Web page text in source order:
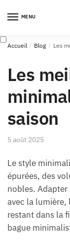
MENU
Accueil / Blog / Les
Les
saison
5 août 2025
Le style
épurées, des
nobles. Adapter
avec la
restant dans la
bague